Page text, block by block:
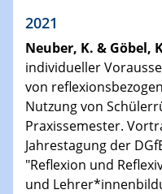
2021
Neuber, K. & Göbel,
individueller
von
Nutzung von
Praxissemester.
Jahrestagung der
"Reflexion und
und